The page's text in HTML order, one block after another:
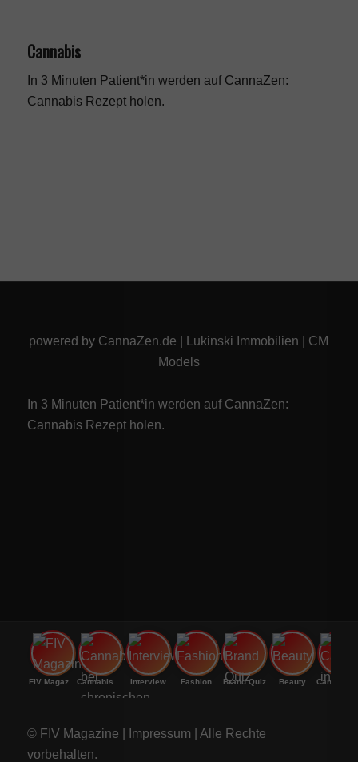
Cannabis
In 3 Minuten Patient*in werden auf CannaZen:
Cannabis Rezeptholen.
powered by CannaZen.de Lukinski Immobilien
CM
Models
In 3 Minuten Patient*in werden auf CannaZen:
Cannabis Rezeptholen.
FIV Magazine Interview Fashion Brand Quiz Beauty
© FIV Magazine | Impressum | Alle Rechte
vorbehalten.